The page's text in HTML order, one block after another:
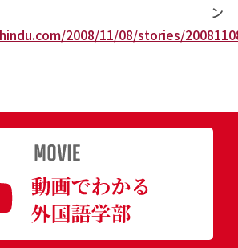
ン
2008/11/08/stories/